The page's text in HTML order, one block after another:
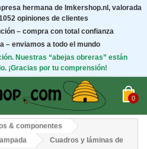
hermana de Imkershop.nl, valorada
opiniones de clientes
– compra con total confianza
– enviamos a todo el mundo
Nuestras “abejas obreras” están
¡Gracias por tu comprensión!
0
& componentes
Cuadros y láminas de